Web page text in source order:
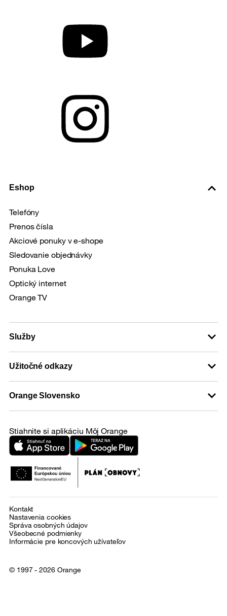
Eshop
Telefóny
Prenos čísla
Akciové ponuky v e-shope
Sledovanie objednávky
Ponuka Love
Optický internet
Orange TV
Služby
Užitočné odkazy
Orange Slovensko
Stiahnite si aplikáciu Môj Orange
Kontakt
Nastavenia cookies
Správa osobných údajov
Všeobecné podmienky
Informácie pre koncových užívateľov
© 1997 - 2026 Orange